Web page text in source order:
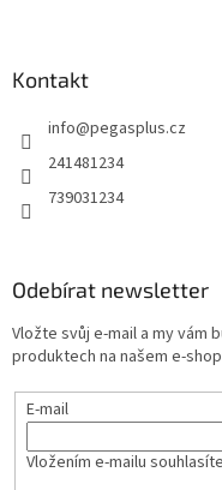
Kontakt
info@pegasplus.cz
241481234
739031234
Odebírat newsletter
Vložte svůj e-mail a my vám
produktech na našem e-
E-mail
Vložením e-mailu